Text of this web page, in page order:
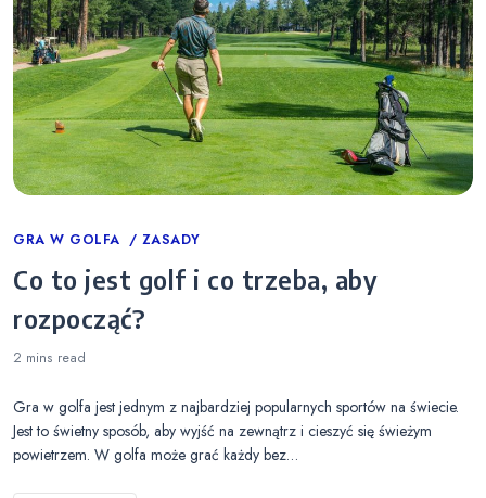
Categories
GRA W GOLFA ZASADY
Co to jest golf i co trzeba, aby
rozpocząć?
2 mins read
Gra w golfa jest jednym z najbardziej popularnych sportów na świecie.
Jest to świetny sposób, aby wyjść na zewnątrz i cieszyć się świeżym
powietrzem. W golfa może grać każdy bez…